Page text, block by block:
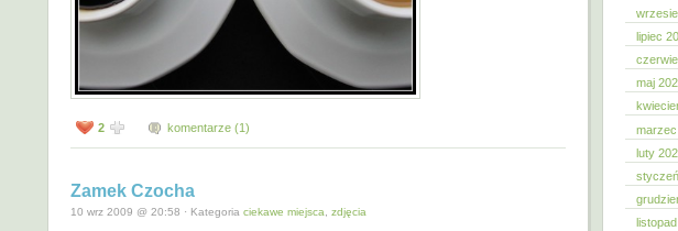
2 komentarze (1)
Zamek Czocha
10 wrz 2009 @ 20:58 · Kategoria ciekawe miejsca zdjęcia
lipiec
maj
luty